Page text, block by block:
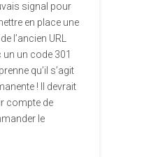
signal pour
en place une
l’ancien URL
un code 301
qu’il s’agit
! Il devrait
compte de
le